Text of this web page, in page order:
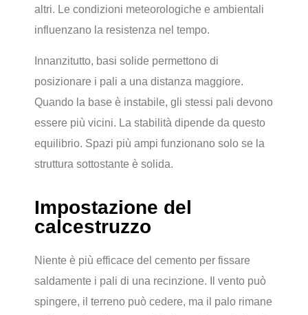
altri. Le condizioni meteorologiche e ambientali
influenzano la resistenza nel tempo.
Innanzitutto, basi solide permettono di
posizionare i pali a una distanza maggiore.
Quando la base è instabile, gli stessi pali devono
essere più vicini. La stabilità dipende da questo
equilibrio. Spazi più ampi funzionano solo se la
struttura sottostante è solida.
Impostazione del
calcestruzzo
Niente è più efficace del cemento per fissare
saldamente i pali di una recinzione. Il vento può
spingere, il terreno può cedere, ma il palo rimane